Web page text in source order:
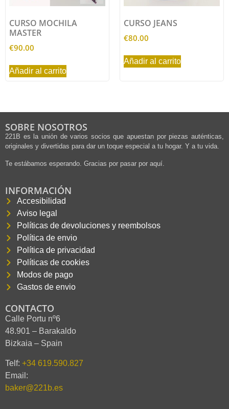
CURSO MOCHILA
MASTER
€90.00
Añadir al carrito
CURSO JEANS
€80.00
Añadir al carrito
SOBRE NOSOTROS
221B es la unión de varios socios que apuestan por piezas auténticas,
originales y divertidas para dar un toque especial a tu hogar. Y a tu vida.
Te estábamos esperando. Gracias por pasar por aquí.
INFORMACIÓN
Accesibilidad
Aviso legal
Políticas de devoluciones y reembolsos
Política de envio
Política de privacidad
Políticas de cookies
Modos de pago
Gastos de envio
CONTACTO
Calle Portu nº6
48.901 – Barakaldo
Bizkaia – Spain
Telf: +34 619.590.827
Email:
baker@221b.es